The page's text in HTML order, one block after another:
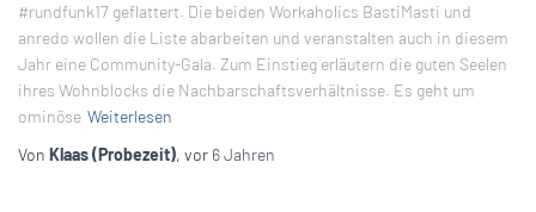
#rundfunk17 geflattert. Die beiden Workaholics BastiMasti und
anredo wollen die Liste abarbeiten und veranstalten auch in diesem
Jahr eine Community-Gala. Zum Einstieg erläutern die guten Seelen
ihres Wohnblocks die Nachbarschaftsverhältnisse. Es geht um
ominöse Weiterlesen
Von Klaas (Probezeit), vor 6 Jahren